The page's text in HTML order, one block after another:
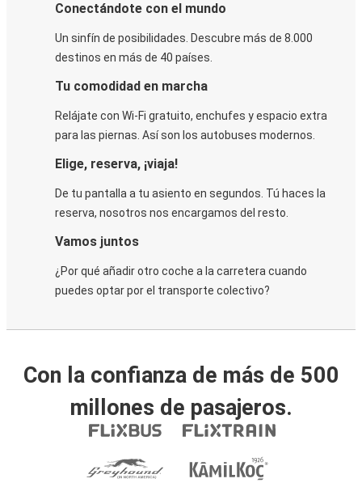
Conectándote con el mundo
Un sinfín de posibilidades. Descubre más de 8.000
destinos en más de 40 países.
Tu comodidad en marcha
Relájate con Wi-Fi gratuito, enchufes y espacio extra
para las piernas. Así son los autobuses modernos.
Elige, reserva, ¡viaja!
De tu pantalla a tu asiento en segundos. Tú haces la
reserva, nosotros nos encargamos del resto.
Vamos juntos
¿Por qué añadir otro coche a la carretera cuando
puedes optar por el transporte colectivo?
Con la confianza de más de 500
millones de pasajeros.